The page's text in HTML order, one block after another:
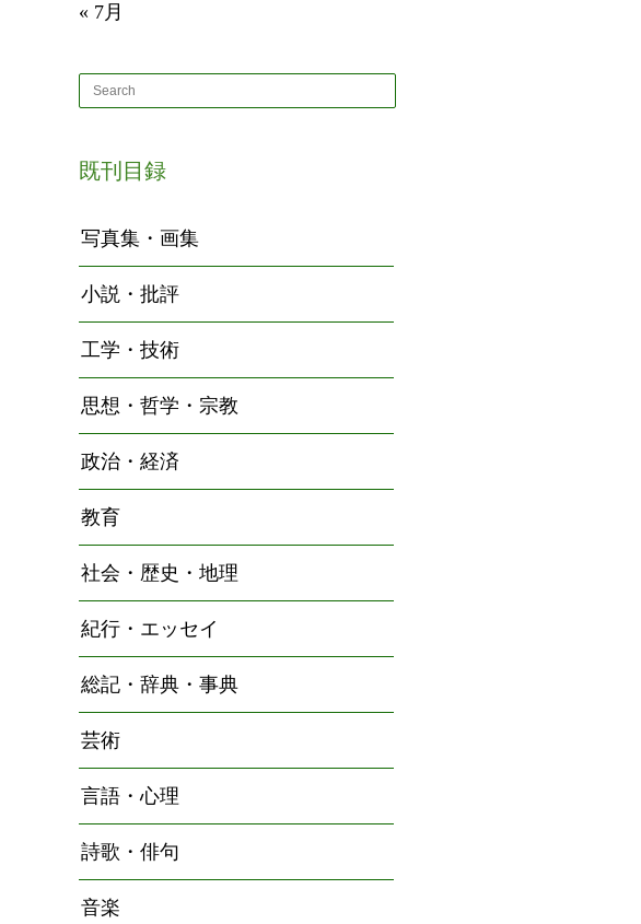
« 7月
既刊目録
写真集・画集
小説・批評
工学・技術
思想・哲学・宗教
政治・経済
教育
社会・歴史・地理
紀行・エッセイ
総記・辞典・事典
芸術
言語・心理
詩歌・俳句
音楽